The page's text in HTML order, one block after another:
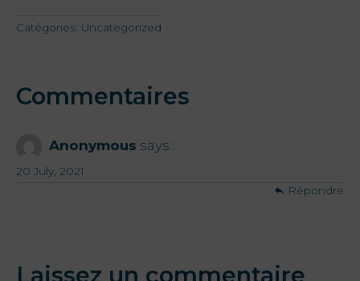
Offres
Galerie de
Photos
Catégories: Uncategorized
Commentaires
Anonymous says:
20 July, 2021
Répondre
Laissez un commentaire